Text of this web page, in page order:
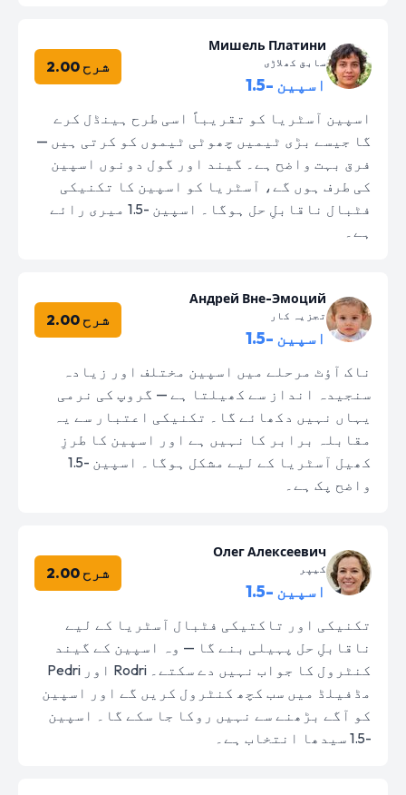
Мишель Платини
سابق کھلاڑی
اسپین -1.5
شرح 2.00
اسپین آسٹریا کو تقریباً اسی طرح ہینڈل کرے
گا جیسے بڑی ٹیمیں چھوٹی ٹیموں کو کرتی ہیں —
فرق بہت واضح ہے۔ گیند اور گول دونوں اسپین
کی طرف ہوں گے، آسٹریا کو اسپین کا تکنیکی
فٹبال ناقابلِ حل ہوگا۔ اسپین -1.5 میری رائے
ہے۔
Андрей Вне-Эмоций
تجزیہ کار
اسپین -1.5
شرح 2.00
ناک آؤٹ مرحلے میں اسپین مختلف اور زیادہ
سنجیدہ انداز سے کھیلتا ہے — گروپ کی نرمی
یہاں نہیں دکھائے گا۔ تکنیکی اعتبار سے یہ
مقابلہ برابر کا نہیں ہے اور اسپین کا طرزِ
کھیل آسٹریا کے لیے مشکل ہوگا۔ اسپین -1.5
واضح پک ہے۔
Олег Алексеевич
کیپر
اسپین -1.5
شرح 2.00
تکنیکی اور تاکتیکی فٹبال آسٹریا کے لیے
ناقابلِ حل پہیلی بنے گا — وہ اسپین کے گیند
کنٹرول کا جواب نہیں دے سکتے۔ Rodri اور Pedri
مڈفیلڈ میں سب کچھ کنٹرول کریں گے اور اسپین
کو آگے بڑھنے سے نہیں روکا جا سکے گا۔ اسپین
-1.5 سیدھا انتخاب ہے۔